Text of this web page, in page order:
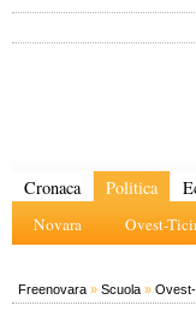
Cronaca Politica
Novara Ovest-
Freenovara » Scuola »